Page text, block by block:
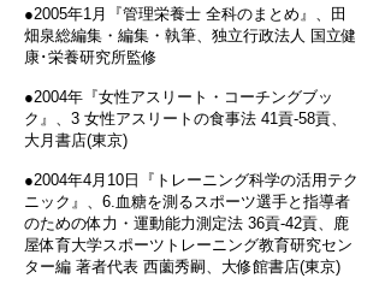
●2005年1月『管理栄養士 全科のまとめ』、田
畑泉総編集・編集・執筆、独立行政法人 国立健
康･栄養研究所監修
●2004年『女性アスリート・コーチングブッ
ク』、3 女性アスリートの食事法 41貢‐58貢、
大月書店(東京)
●2004年4月10日『トレーニング科学の活用テク
ニック』、6.血糖を測るスポーツ選手と指導者
のための体力・運動能力測定法 36貢‐42貢、鹿
屋体育大学スポーツトレーニング教育研究セン
ター編 著者代表 西薗秀嗣、大修館書店(東京)